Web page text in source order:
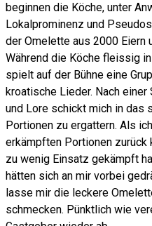
beginnen die Köche, unter
Lokalprominenz und
der Omelette aus 2000 Eiern
Während die Köche fleissig
spielt auf der Bühne eine
kroatische Lieder. Nach
und Lore schickt mich in das
Portionen zu ergattern. Als
erkämpften Portionen
zu wenig Einsatz gekämpft
hätten sich an mir vorbei
lasse mir die leckere
schmecken. Pünktlich wie